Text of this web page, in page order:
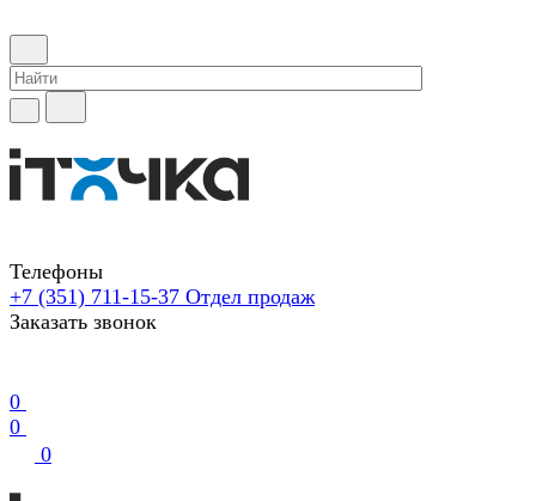
Телефоны
+7 (351) 711-15-37 Отдел продаж
Заказать звонок
0
0
0